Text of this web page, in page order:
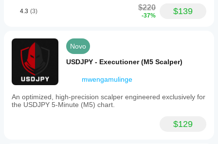
4.3 (3) $220
-37% $139
Novo
USDJPY - Executioner (M5 Scalper)
mwengamulinge
An optimized, high-precision scalper engineered exclusively for
the USDJPY 5-Minute (M5) chart.
$129